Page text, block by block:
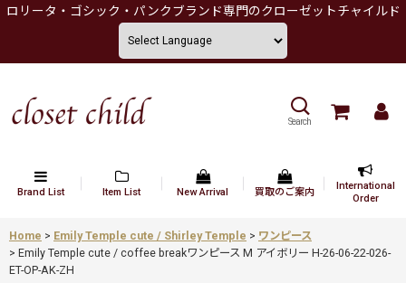
ロリータ・ゴシック・パンクブランド専門のクローゼットチャイルド
Search
Brand List Item List New Arrival 買取のご案内
International
Order
Home > Emily Temple cute / Shirley Temple > ワンピース
> Emily Temple cute / coffee breakワンピース M アイボリー H-26-06-22-026-
ET-OP-AK-ZH